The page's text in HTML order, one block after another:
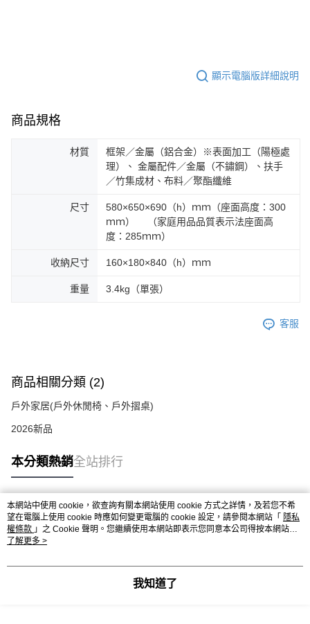
顯示電腦版詳細說明
商品規格
材質
框架／金屬（鋁合金）※表面加工（陽極處
理）、 金屬配件／金屬（不鏽鋼）、扶手
／竹集成材、布料／聚酯纖維
尺寸
580×650×690（h）ｍｍ（座面高度：300
ｍｍ） （家庭用品品質表示法座面高
度：285ｍｍ）
收納尺寸 160×180×840（h）ｍｍ
重量 3.4kg（單張）
客服
商品相關分類 (2)
戶外家居(戶外休閒椅、戶外摺桌)
2026新品
本分類熱銷全站排行
熱門標籤
本網站中使用 cookie，欲查詢有關本網站使用 cookie 方式之詳情，及若您不希
望在電腦上使用 cookie 時應如何變更電腦的 cookie 設定，請參閱本網站「 隱私
權條款 」之 Cookie 聲明。您繼續使用本網站即表示您同意本公司得按本網站使
用條款之 Cookie 聲明使用 cookie。
了解更多 >
我知道了